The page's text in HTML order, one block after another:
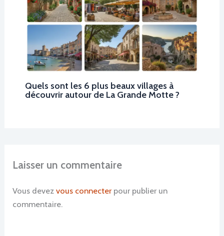
Quels sont les 6 plus beaux villages à
découvrir autour de La Grande Motte ?
Laisser un commentaire
Vous devezvous connecter pour publier un
commentaire.